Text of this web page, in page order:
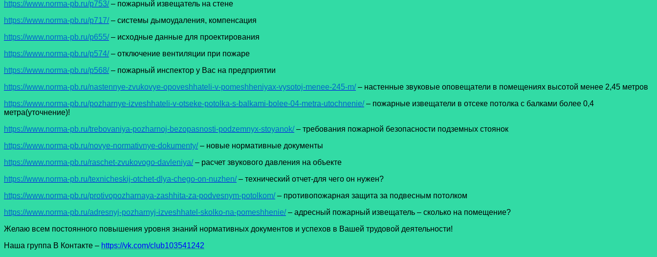
https://www.norma-pb.ru/p753/– пожарный извещатель на стене
https://www.norma-pb.ru/p717/– системы дымоудаления, компенсация
https://www.norma-pb.ru/p655/– исходные данные для проектирования
https://www.norma-pb.ru/p574/– отключение вентиляции при пожаре
https://www.norma-pb.ru/p568/– пожарный инспектор у Вас на предприятии
https://www.norma-pb.ru/nastennye-zvukovye-opoveshhateli-v-pomeshheniyax-vysotoj-menee-245-m/– настенные звуковые оповещатели в помещениях высотой менее 2,45 метров
https://www.norma-pb.ru/pozharnye-izveshhateli-v-otseke-potolka-s-balkami-bolee-04-metra-utochnenie/– пожарные извещатели в отсеке потолка с балками более 0,4
метра(уточнение)!
https://www.norma-pb.ru/trebovaniya-pozharnoj-bezopasnosti-podzemnyx-stoyanok/– требования пожарной безопасности подземных стоянок
https://www.norma-pb.ru/novye-normativnye-dokumenty/– новые нормативные документы
https://www.norma-pb.ru/raschet-zvukovogo-davleniya/– расчет звукового давления на объекте
https://www.norma-pb.ru/texnicheskij-otchet-dlya-chego-on-nuzhen/– технический отчет-для чего он нужен?
https://www.norma-pb.ru/protivopozharnaya-zashhita-za-podvesnym-potolkom/– противопожарная защита за подвесным потолком
https://www.norma-pb.ru/adresnyj-pozharnyj-izveshhatel-skolko-na-pomeshhenie/– адресный пожарный извещатель – сколько на помещение?
Желаю всем постоянного повышения уровня знаний нормативных документов и успехов в Вашей трудовой деятельности!
Наша группа В Контакте – https://vk.com/club103541242